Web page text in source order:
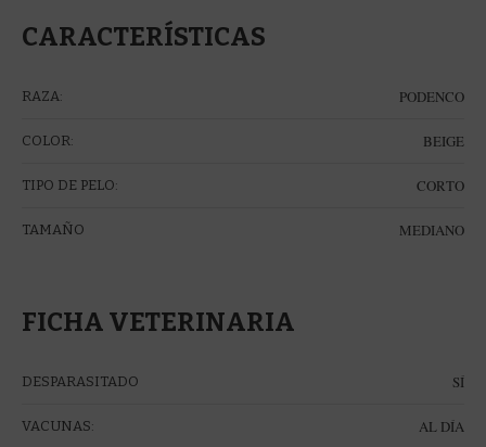
CARACTERÍSTICAS
RAZA: PODENCO
COLOR: BEIGE
TIPO DE PELO: CORTO
TAMAÑO MEDIANO
FICHA VETERINARIA
DESPARASITADO SÍ
VACUNAS: AL DÍA